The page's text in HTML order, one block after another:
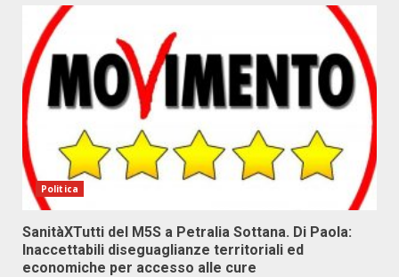
Politica
SanitàXTutti del M5S a Petralia Sottana. Di Paola:
Inaccettabili diseguaglianze territoriali ed
economiche per accesso alle cure